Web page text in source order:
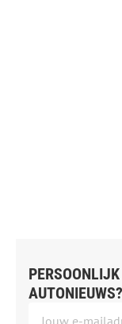
AUTONIEUWS?